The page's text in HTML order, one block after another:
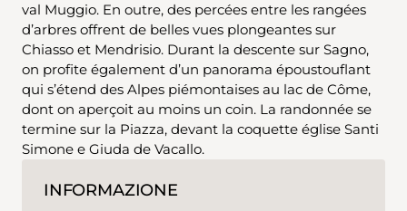
val Muggio. En outre, des percées entre les rangées
d’arbres offrent de belles vues plongeantes sur
Chiasso et Mendrisio. Durant la descente sur Sagno,
on profite également d’un panorama époustouflant
qui s’étend des Alpes piémontaises au lac de Côme,
dont on aperçoit au moins un coin. La randonnée se
termine sur la Piazza, devant la coquette église Santi
Simone e Giuda de Vacallo.
INFORMAZIONE